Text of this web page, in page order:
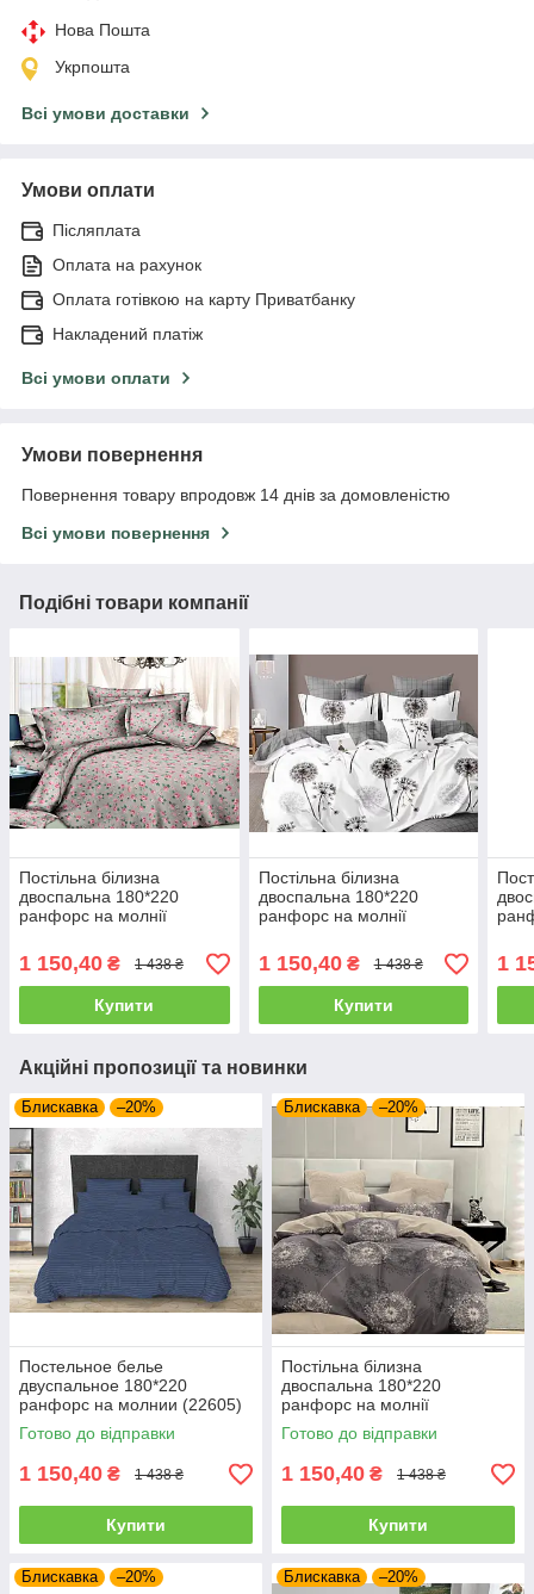
Нова Пошта
Укрпошта
Всі умови доставки
Умови оплати
Післяплата
Оплата на рахунок
Оплата готівкою на карту Приватбанку
Накладений платіж
Всі умови оплати
Умови повернення
Повернення товару впродовж 14 днів за домовленістю
Всі умови повернення
Подібні товари компанії
Постільна білизна
двоспальна 180*220
ранфорс на молнії
1 150,40 ₴ 1 438 ₴
Купити
Постільна білизна
двоспальна 180*220
ранфорс на молнії
1 150,40₴ 1 438 ₴
Купити
1
Акційні пропозиції та новинки
Блискавка –20%
Постельное белье
двуспальное 180*220
ранфорс на молнии (22605)
Готово до відправки
1 150,40 ₴ 1 438 ₴
Купити
Блискавка –20%
Постільна білизна
двоспальна 180*220
ранфорс на молнії
Готово до відправки
1 150,40 ₴ 1 438 ₴
Купити
Блискавка –20% Блискавка –20%